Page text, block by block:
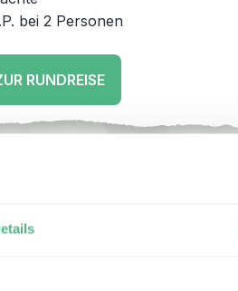
- Lahaina/ Maui
bei 2 Personen
RUNDREISE
in